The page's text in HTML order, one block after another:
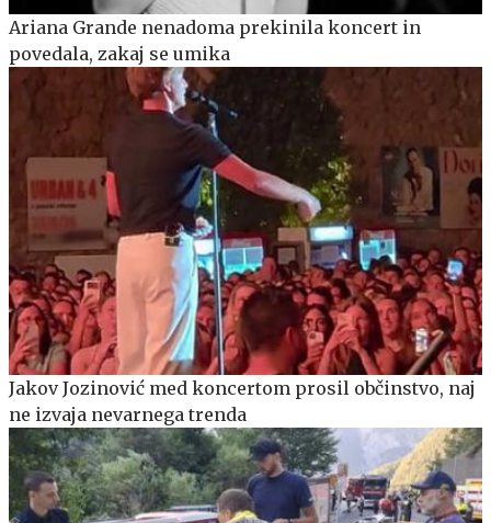
Ariana Grande nenadoma prekinila koncert in
povedala, zakaj se umika
Jakov Jozinović med koncertom prosil občinstvo, naj
ne izvaja nevarnega trenda